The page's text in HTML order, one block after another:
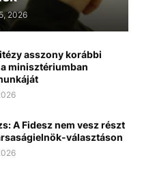
2026
asszony korábbi
minisztériumban
A Fidesz nem vesz részt
választáson